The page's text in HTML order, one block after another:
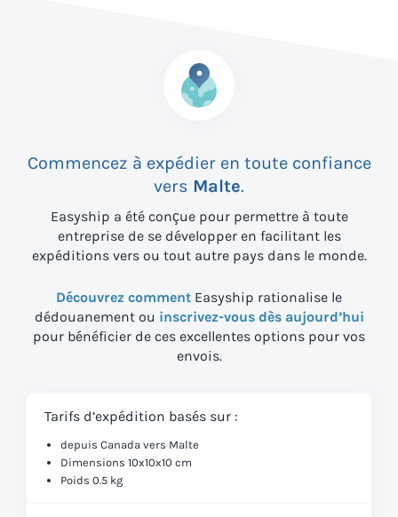
Commencez à expédier en toute confiance
vers Malte.
Easyship a été conçue pour permettre à toute
entreprise de se développer en facilitant les
expéditions vers ou tout autre pays dans le monde.
Découvrez comment Easyship rationalise le
dédouanement ou inscrivez-vous dès aujourd’hui
pour bénéficier de ces excellentes options pour vos
envois.
Tarifs d’expédition basés sur :
depuis Canada vers Malte
Dimensions 10x10x10 cm
Poids 0.5 kg